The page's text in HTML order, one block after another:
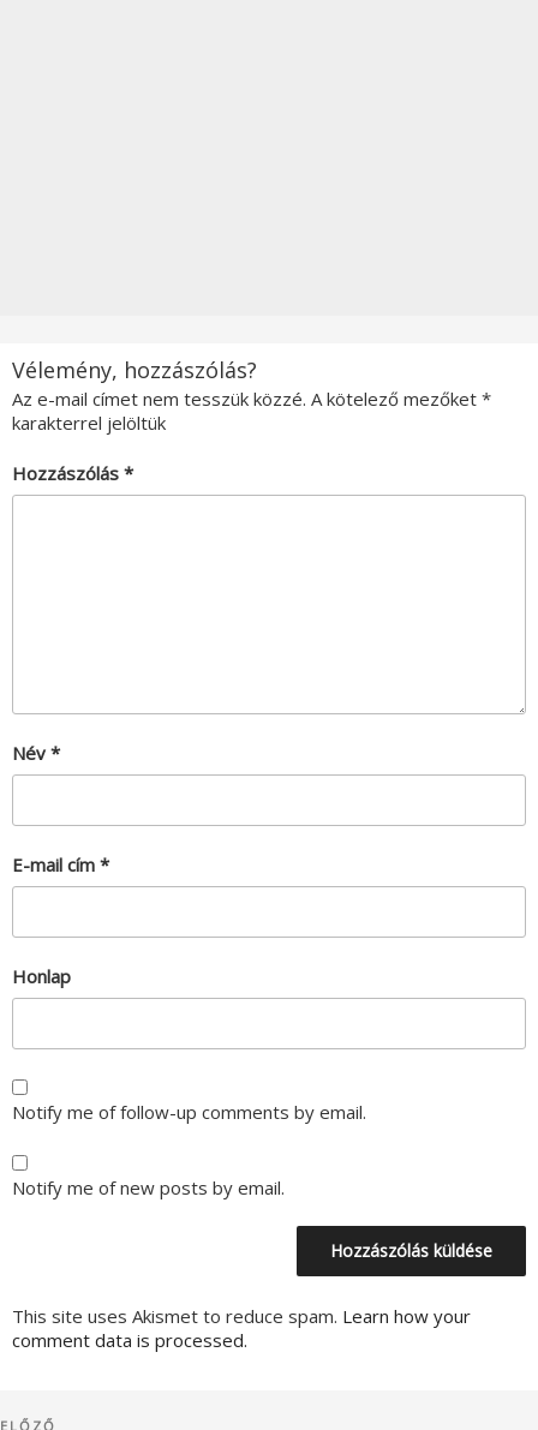
Vélemény, hozzászólás?
Az e-mail címet nem tesszük közzé. A kötelező mezőket *
karakterrel jelöltük
Hozzászólás *
Név *
E-mail cím *
Honlap
Notify me of follow-up comments by email.
Notify me of new posts by email.
This site uses Akismet to reduce spam. Learn how your
comment data is processed.
ELŐZŐ